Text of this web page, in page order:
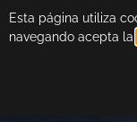
Esta página utiliza
navegando acepta la